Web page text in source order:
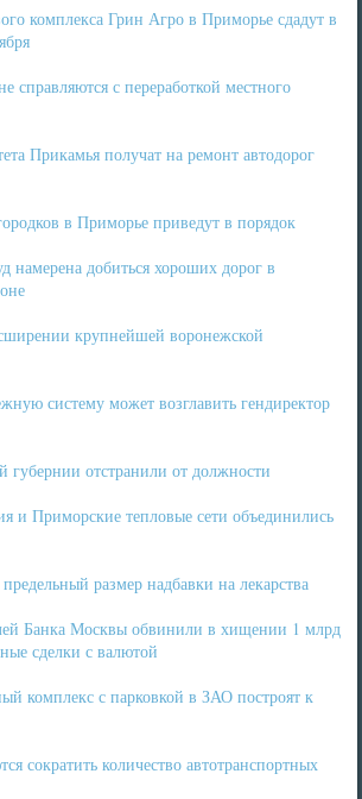
комплекса Грин Агро в Приморье сдадут в
справляются с переработкой местного
Прикамья получат на ремонт автодорог
в Приморье приведут в порядок
намерена добиться хороших дорог в
крупнейшей воронежской
систему может возглавить гендиректор
губернии отстранили от должности
и Приморские тепловые сети объединились
размер надбавки на лекарства
Банка Москвы обвинили в хищении 1 млрд
сделки с валютой
комплекс с парковкой в ЗАО построят к
сократить количество автотранспортных